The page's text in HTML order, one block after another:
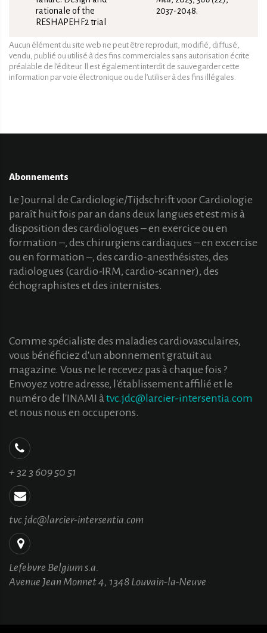
rationale of the
RESHAPEHF2 trial
2037-2048.
Aucun élément du site web ne peut être reproduit, modifié, diffusé,
vendu, publié ou utilisé à des fins commerciales sans autorisation écrite
préalable de l’éditeur. Il est également interdit de sauvegarder cette
information par voie électronique ou de l’utiliser à des fins illégales.
Abonnements
Le Journal de Cardiologie/Tijdschrift voor Cardiologie
paraît huit fois par an dans deux langues et est mis à
disposition des cardiologues – en exercice ou en
formation –, des chirurgiens cardiaques – en excercise
ou en formation –, des cardio-anesthésistes, des
radiologues (cardio-IRM, cardio-scanner), des
échographistes et des internistes.
Comme spécialiste des maladies cardiovasculaires,
vous bénéficiez d'un abonnement gratuit au
magazine. Vous ne le recevez pas à chaque fois ?
Envoyez votre adresse, l'établissement affilié et le
numéro de l'INAMI àtvc.jdc@larcier-intersentia.com
et nous nous en occuperons.
+ 32 3 609 50 51
tvc.jdc@larcier-intersentia.com
Lefebvre Belgium s.a.
Avenue Jean Monnet 4, 1348 Louvain-la-Neuve